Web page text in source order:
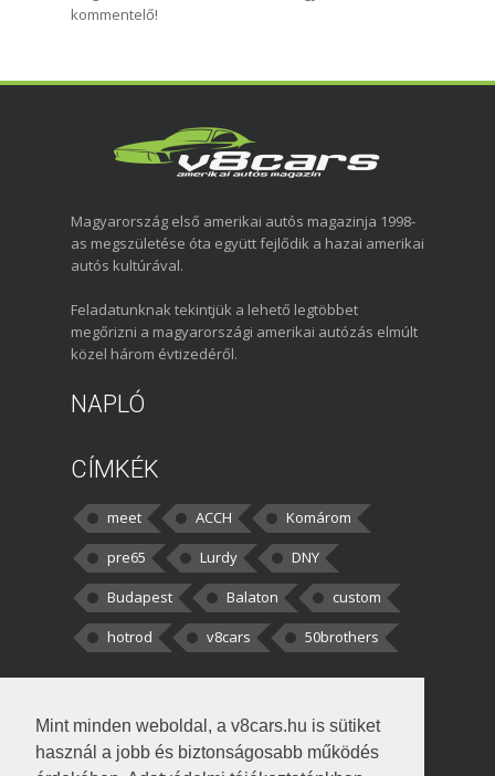
Mint minden weboldal, a v8cars.hu is sütiket
használ a jobb és biztonságosabb működés
kommentelő!
Magyarország első amerikai autós magazinja 1998-
as megszületése óta együtt fejlődik a hazai amerikai
autós kultúrával.
Feladatunknak tekintjük a lehető legtöbbet
megőrizni a magyarországi amerikai autózás elmúlt
közel három évtizedéről.
NAPLÓ
CÍMKÉK
meet ACCH
Komárom
pre65
Lurdy
DNY
Budapest
Balaton
custom
hotrod
v8cars 50brothers
kortisz:Elszúrtam! Én csak két
darabbaal számoltam. Nem tudtam, hogy fél autót,